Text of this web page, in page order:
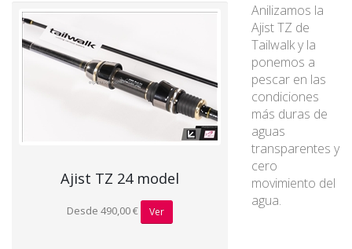
Ajist TZ 24 model
Desde 490,00 € Ver
Anilizamos la
Ajist TZ de
Tailwalk y la
ponemos a
pescar en las
condiciones
más duras de
aguas
transparentes y
cero
movimiento del
agua.